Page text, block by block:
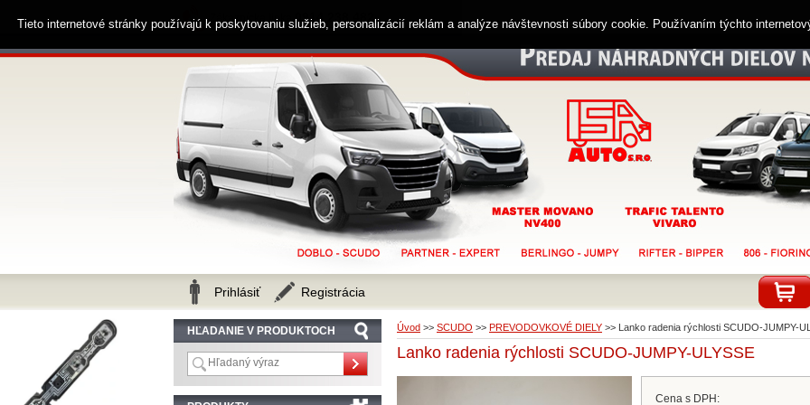
Úvod >> SCUDO >> PREVODOVKOVÉ DIELY >> Lanko radenia rýchlosti SCUDO-JUMPY-
Lanko radenia rýchlosti SCUDO-JUMPY-ULYSSE
Cena s DPH:
HĽADANIE V PRODUKTOCH
Zákaznícka linka 0914 238 482
Prihlásiť Registrácia
Tieto internetové stránky používajú k poskytovaniu služieb, personalizácií reklám a analýze návštevnosti súbory cookie. Používaním týchto